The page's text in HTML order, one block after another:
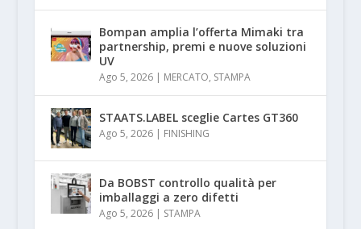
Bompan amplia l’offerta Mimaki tra
partnership, premi e nuove soluzioni
UV
Ago 5, 2026| MERCATO, STAMPA
STAATS.LABEL sceglie Cartes GT360
Ago 5, 2026| FINISHING
Da BOBST controllo qualità per
imballaggi a zero difetti
Ago 5, 2026| STAMPA